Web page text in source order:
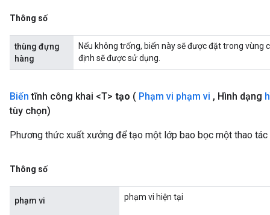
Thông số
thùng đựng
hàng
Nếu không trống, biến này sẽ được đặt trong
định sẽ được sử dụng.
Biến tĩnh công khai <T> tạo ( Phạm vi phạm vi , Hình dạng
tùy chọn)
Phương thức xuất xưởng để tạo một lớp bao bọc một thao tác
Thông số
phạm vi phạm vi hiện tại